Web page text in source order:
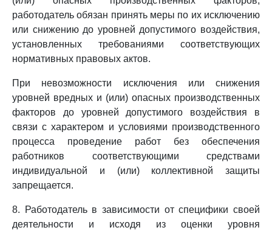
работодатель обязан принять меры по их исключению
или снижению до уровней допустимого воздействия,
установленных требованиями соответствующих
нормативных правовых актов.
При невозможности исключения или снижения
уровней вредных и (или) опасных производственных
факторов до уровней допустимого воздействия в
связи с характером и условиями производственного
процесса проведение работ без обеспечения
работников соответствующими средствами
индивидуальной и (или) коллективной защиты
запрещается.
8. Работодатель в зависимости от специфики своей
деятельности и исходя из оценки уровня